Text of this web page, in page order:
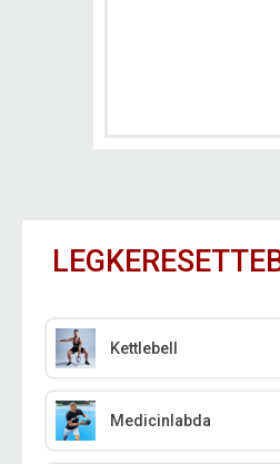
Kettlebell
Medicinlabda